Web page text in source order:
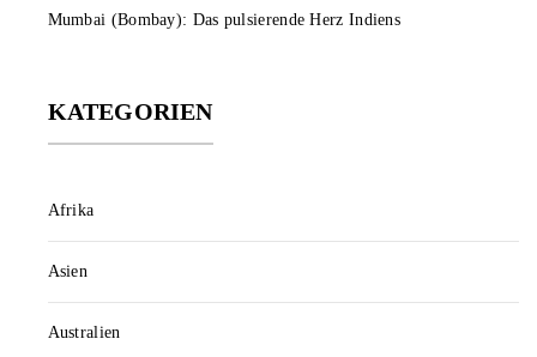
Mumbai (Bombay): Das pulsierende Herz Indiens
KATEGORIEN
Afrika
Asien
Australien